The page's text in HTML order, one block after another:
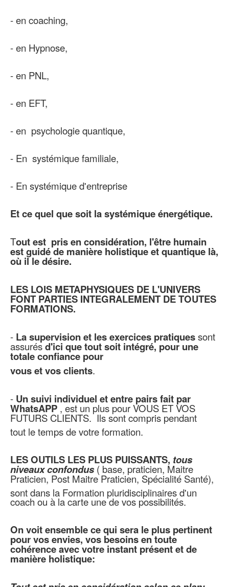
- en coaching,
- en Hypnose,
- en PNL,
- en EFT,
- en psychologie quantique,
- En systémique familiale,
- En systémique d'entreprise
Et ce quel que soit la systémique énergétique.
Tout est pris en considération, l'être humain
est guidé de manière holistique et quantique là,
où il le désire.
LES LOIS METAPHYSIQUES DE L'UNIVERS
FONT PARTIES INTEGRALEMENT DE TOUTES
FORMATIONS.
- La supervision et les exercices pratiquessont
assurésd'ici que tout soit intégré, pour une
totale confiance pour
vous et vos clients.
- Un suivi individuel et entre pairs fait par
WhatsAPP , est un plus pour VOUS ET VOS
FUTURS CLIENTS. Ils sont compris pendant
tout le temps de votre formation.
LES OUTILS LES PLUS PUISSANTS, tous
niveaux confondus( base, praticien, Maitre
Praticien, Post Maitre Praticien, Spécialité Santé),
sont dans la Formation pluridisciplinaires d'un
coach ou à la carte une de vos possibilités.
On voit ensemble ce qui sera le plus pertinent
pour vos envies, vos besoins en toute
cohérence avec votre instant présent et de
manière holistique: